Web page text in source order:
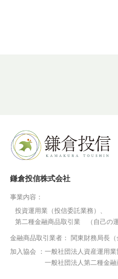
鎌倉投信株式会社
事業内容：
投資運用業（投信委託業務）、
第二種金融商品取引業 （自己の
金融商品取引業者：
関東財務局長
加入協会 ： 一般社団法人資産運用業
一般社団法人第二種金